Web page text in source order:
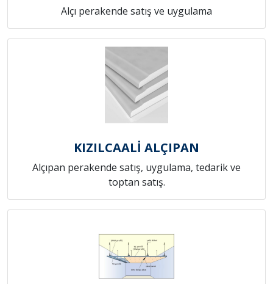
Alçı perakende satış ve uygulama
KIZILCAALİ ALÇIPAN
Alçıpan perakende satış, uygulama, tedarik ve
toptan satış.